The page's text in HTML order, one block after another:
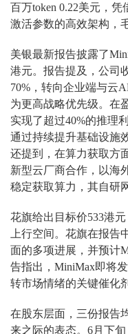
百万token 0.22美元，
激活参数的高效架构，
美银最新报告披露了
港元。报告提及，公司
70%，转向企业端与云
为更高战略优先级。在
实现了超过40%的推理
通过持续提升基础设施
还提到，在算力获取方
新型云厂商合作，以海
稳定获取算力，其自研
花旗给出目标价533港
上行空间。花旗在报告
面的多项进展，并预计
告指出，MiniMax即将
转市场情绪的关键催化剂
在股东层面，三份报告
来之际的表态。6月下